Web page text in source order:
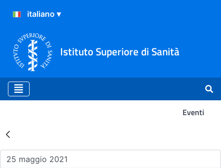
Istituto Superiore di Sanità
Eventi
Risultati della Ricerca -